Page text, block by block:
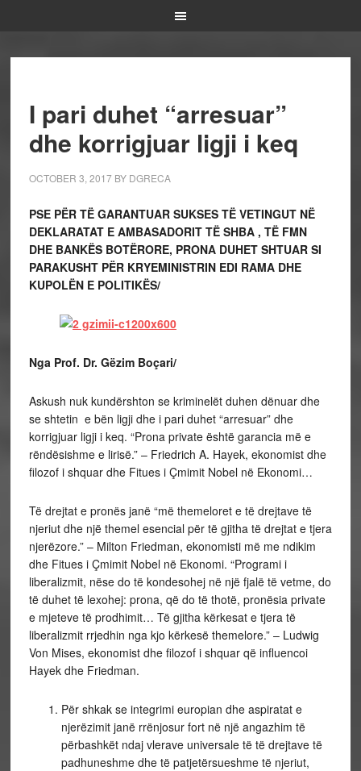
I pari duhet “arresuar”
dhe korrigjuar ligji i keq
OCTOBER 3, 2017BY DGRECA
PSE PËR TË GARANTUAR SUKSES TË VETINGUT NË
DEKLARATAT E AMBASADORIT TË SHBA , TË FMN
DHE BANKËS BOTËRORE, PRONA DUHET SHTUAR SI
PARAKUSHT PËR KRYEMINISTRIN EDI RAMA DHE
KUPOLËN E POLITIKËS/
Nga Prof. Dr. Gëzim Boçari/
Askush nuk kundërshton se kriminelët duhen dënuar dhe
se shtetin e bën ligji dhe i pari duhet “arresuar” dhe
korrigjuar ligji i keq. “Prona private është garancia më e
rëndësishme e lirisë.” – Friedrich A. Hayek, ekonomist dhe
filozof i shquar dhe Fitues i Çmimit Nobel në Ekonomi…
Të drejtat e pronës janë “më themeloret e të drejtave të
njeriut dhe një themel esencial për të gjitha të drejtat e tjera
njerëzore.” – Milton Friedman, ekonomisti më me ndikim
dhe Fitues i Çmimit Nobel në Ekonomi. “Programi i
liberalizmit, nëse do të kondesohej në një fjalë të vetme, do
të duhet të lexohej: prona, që do të thotë, pronësia private
e mjeteve të prodhimit… Të gjitha kërkesat e tjera të
liberalizmit rrjedhin nga kjo kërkesë themelore.” – Ludwig
Von Mises, ekonomist dhe filozof i shquar që influencoi
Hayek dhe Friedman.
Për shkak se integrimi europian dhe aspiratat e
njerëzimit janë rrënjosur fort në një angazhim të
përbashkët ndaj vlerave universale të të drejtave të
padhuneshme dhe të patjetërsueshme të njeriut,